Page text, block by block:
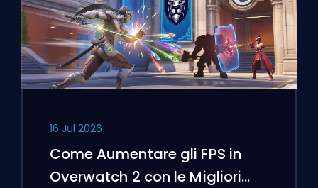
16 Jul 2026
Come Aumentare gli FPS in
Overwatch 2 con le Migliori